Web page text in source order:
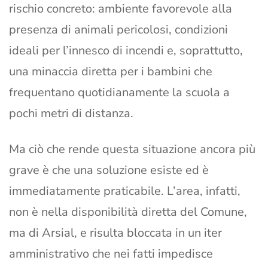
rischio concreto: ambiente favorevole alla
presenza di animali pericolosi, condizioni
ideali per l’innesco di incendi e, soprattutto,
una minaccia diretta per i bambini che
frequentano quotidianamente la scuola a
pochi metri di distanza.
Ma ciò che rende questa situazione ancora più
grave è che una soluzione esiste ed è
immediatamente praticabile. L’area, infatti,
non è nella disponibilità diretta del Comune,
ma di Arsial, e risulta bloccata in un iter
amministrativo che nei fatti impedisce